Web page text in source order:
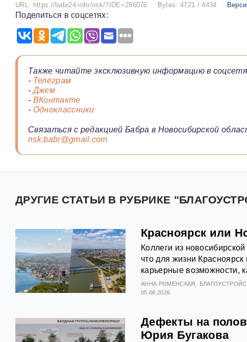
URL: https://babr24.info/nsk/?IDE=286076 Bytes: 4721 / 4434
Поделиться в соцсетях:
Также читайте эксклюзивную информацию в
- Телеграм
-Джем
- ВКонтакте
- Одноклассники
Связаться с редакцией Бабра в Новосибирской
nsk.babr@gmail.com
ДРУГИЕ СТАТЬИ В РУБРИКЕ
Красноярск или
Коллеги из
что для жизни
карьерные возможности,
АННА РОМЕНСКАЯ
05.08.2026
Дефекты на
Юрия Бугакова